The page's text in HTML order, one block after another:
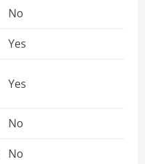
No
Yes
Yes
No
No